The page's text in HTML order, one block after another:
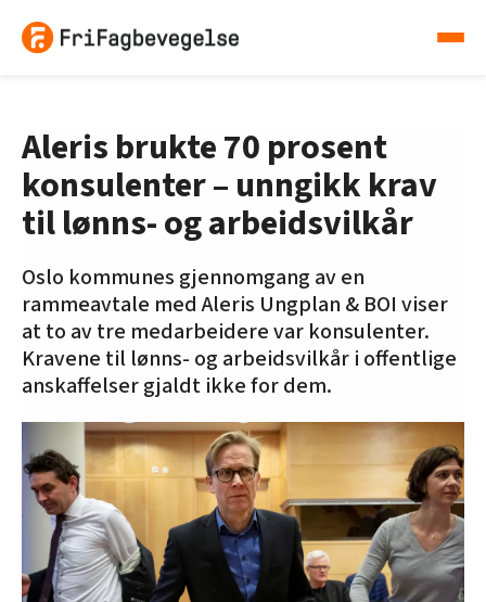
Aleris brukte 70 prosent
konsulenter – unngikk krav
til lønns- og arbeidsvilkår
Oslo kommunes gjennomgang av en
rammeavtale med Aleris Ungplan & BOI viser
at to av tre medarbeidere var konsulenter.
Kravene til lønns- og arbeidsvilkår i offentlige
anskaffelser gjaldt ikke for dem.